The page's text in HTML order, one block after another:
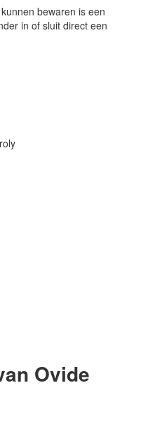
bewaren is een
in of sluit direct een
Ovide